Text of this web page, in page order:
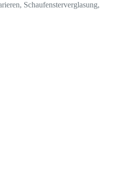
Schaufensterverglasung,